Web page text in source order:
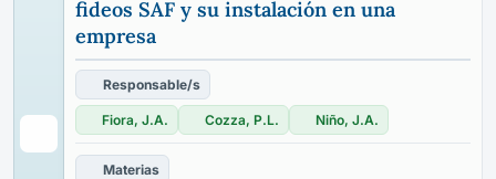
fideos SAF y su instalación en una
empresa
Responsable/s
Fiora, J.A. Cozza, P.L. Niño, J.A.
Materias